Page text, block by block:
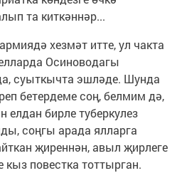
та киткәннәр...
хезмәт итте, ул чакта
Осиноводагы
суыткычта эшләде. Шунда
бетердеме соң, белмим дә,
елдан бирле туберкулез
соңгы арада ялларга
җиреннән, авыл җирлеге
повестка тоттырган.